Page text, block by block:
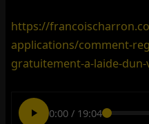
https://
applications/comment-
gratuitement-a-laide-dun-
0:00/ 19:04